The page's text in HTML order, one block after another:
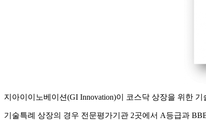
지아이이노베이션(GI Innovation)이 코스닥 상장을 위한
기술특례 상장의 경우 전문평가기관 2곳에서 A등급과